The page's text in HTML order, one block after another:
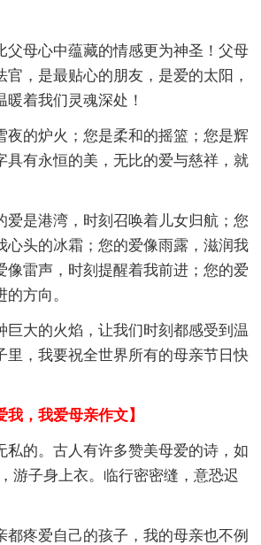
父母心中蕴藏的情感更为神圣！父母
官，是最贴心的朋友，是爱的太阳，
着我们灵魂深处！
夜的炉火；您是柔和的摇篮；您是辉
具有永恒的美，无比的爱与慈祥，就
爱是港湾，时刻召唤着儿女归航；您
心头的冰霜；您的爱像雨露，滋润我
像雷声，时刻提醒着我前进；您的爱
方向。
巨大的火焰，让我们时刻都感受到温
里，我要祝全世界所有的母亲节日快
我，我爱母亲作文】
私的。古人有许多赞美母爱的诗，如
游子身上衣。临行密密缝，意恐迟
都疼爱自己的孩子，我的母亲也不例